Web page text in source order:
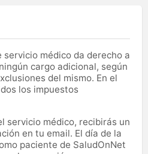
servicio médico da derecho a
cargo adicional, según
del mismo. En el
los impuestos
servicio médico, recibirás un
en tu email. El día de la
paciente de SaludOnNet